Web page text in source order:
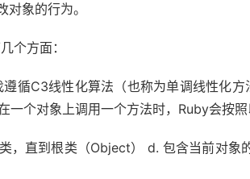
象的行为。
个方面：
循C3线性化算法（也称为单调线性化
一个对象上调用一个方法时，Ruby会按照
，直到根类（Object） d. 包含当前对象